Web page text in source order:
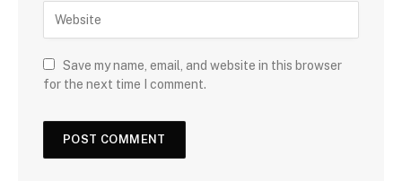
Save my name, email, and website in this browser
for the next time I comment.